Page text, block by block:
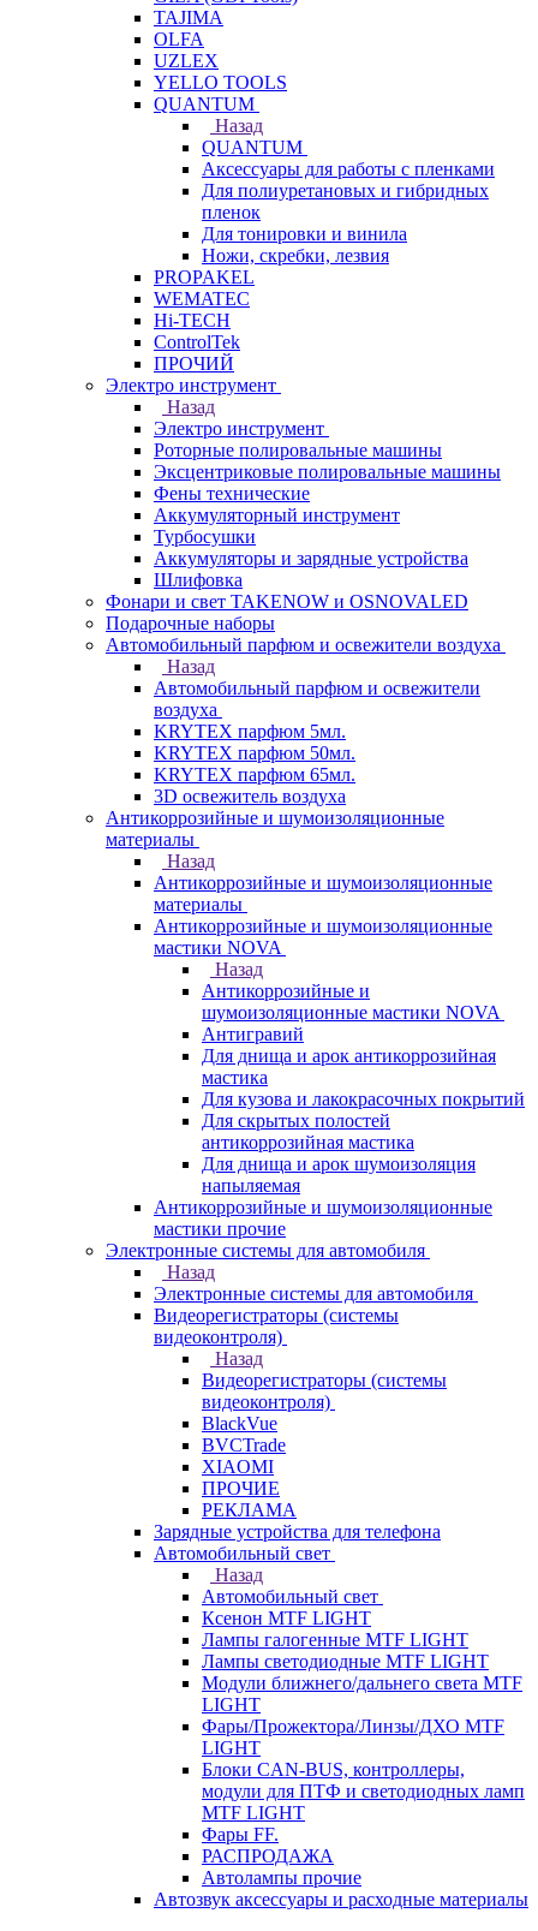
TAJIMA
OLFA
UZLEX
YELLO TOOLS
QUANTUM
Назад
QUANTUM
Аксессуары для работы с пленками
Для полиуретановых и гибридных
пленок
Для тонировки и винила
Ножи, скребки, лезвия
PROPAKEL
WEMATEC
Hi-TECH
ControlTek
ПРОЧИЙ
Электро инструмент
Назад
Электро инструмент
Роторные полировальные машины
Эксцентриковые полировальные машины
Фены технические
Аккумуляторный инструмент
Турбосушки
Аккумуляторы и зарядные устройства
Шлифовка
Фонари и свет TAKENOW и OSNOVALED
Подарочные наборы
Автомобильный парфюм и освежители воздуха
Назад
Автомобильный парфюм и освежители
воздуха
KRYTEX парфюм 5мл.
KRYTEX парфюм 50мл.
KRYTEX парфюм 65мл.
3D освежитель воздуха
Антикоррозийные и шумоизоляционные
материалы
Назад
Антикоррозийные и шумоизоляционные
материалы
Антикоррозийные и шумоизоляционные
мастики NOVA
Назад
Антикоррозийные и
шумоизоляционные мастики NOVA
Антигравий
Для днища и арок антикоррозийная
мастика
Для кузова и лакокрасочных покрытий
Для скрытых полостей
антикоррозийная мастика
Для днища и арок шумоизоляция
напыляемая
Антикоррозийные и шумоизоляционные
мастики прочие
Электронные системы для автомобиля
Назад
Электронные системы для автомобиля
Видеорегистраторы (системы
видеоконтроля)
Назад
Видеорегистраторы (системы
видеоконтроля)
BlackVue
BVCTrade
XIAOMI
ПРОЧИЕ
РЕКЛАМА
Зарядные устройства для телефона
Автомобильный свет
Назад
Автомобильный свет
Ксенон MTF LIGHT
Лампы галогенные MTF LIGHT
Лампы светодиодные MTF LIGHT
Модули ближнего/дальнего света MTF
LIGHT
Фары/Прожектора/Линзы/ДХО MTF
LIGHT
Блоки CAN-BUS, контроллеры,
модули для ПТФ и светодиодных ламп
MTF LIGHT
Фары FF.
РАСПРОДАЖА
Автолампы прочие
Автозвук аксессуары и расходные материалы